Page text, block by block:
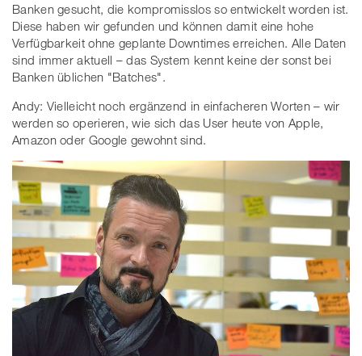
Banken gesucht, die kompromisslos so entwickelt worden ist.
Diese haben wir gefunden und können damit eine hohe
Verfügbarkeit ohne geplante Downtimes erreichen. Alle Daten
sind immer aktuell – das System kennt keine der sonst bei
Banken üblichen "Batches".
Andy: Vielleicht noch ergänzend in einfacheren Worten – wir
werden so operieren, wie sich das User heute von Apple,
Amazon oder Google gewohnt sind.